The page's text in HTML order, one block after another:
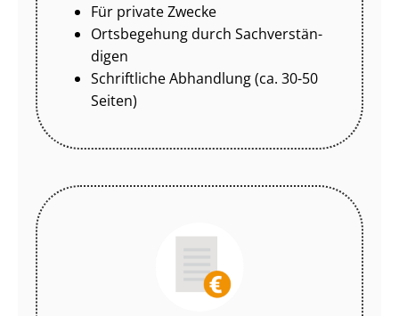
Für private Zwecke
Ortsbegehung durch Sach­ver­stän­
di­gen
Schriftliche Abhandlung (ca. 30-50
Seiten)